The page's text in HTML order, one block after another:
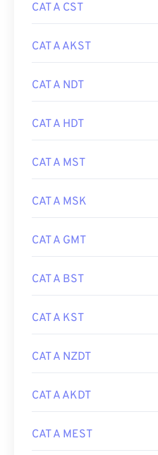
CAT A CST
CAT A AKST
CAT A NDT
CAT A HDT
CAT A MST
CAT A MSK
CAT A GMT
CAT A BST
CAT A KST
CAT A NZDT
CAT A AKDT
CAT A MEST